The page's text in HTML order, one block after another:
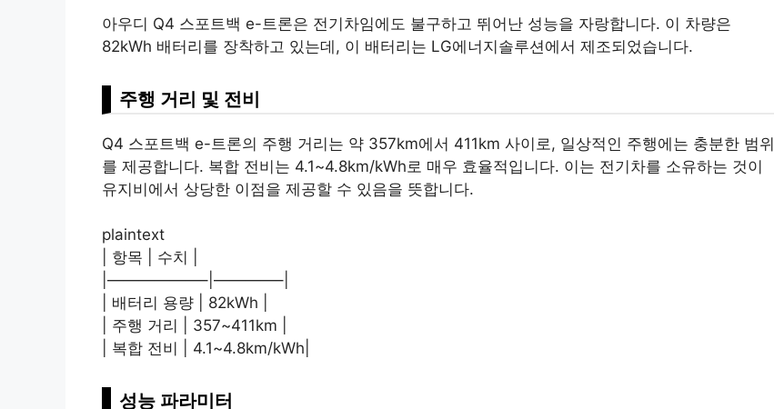
아우디 Q4 스포트백 e-트론은 전기차임에도 불구하고 뛰어난 성능을 자랑합니다. 이 차량은
82kWh 배터리를 장착하고 있는데, 이 배터리는 LG에너지솔루션에서 제조되었습니다.
주행 거리 및 전비
Q4 스포트백 e-트론의 주행 거리는 약 357km에서 411km 사이로, 일상적인 주행에는 충분한 범위
를 제공합니다. 복합 전비는 4.1~4.8km/kWh로 매우 효율적입니다. 이는 전기차를 소유하는 것이
유지비에서 상당한 이점을 제공할 수 있음을 뜻합니다.
plaintext
| 항목 | 수치 |
|——————–|————–|
| 배터리 용량 | 82kWh |
| 주행 거리 | 357~411km |
| 복합 전비 | 4.1~4.8km/kWh|
성능 파라미터